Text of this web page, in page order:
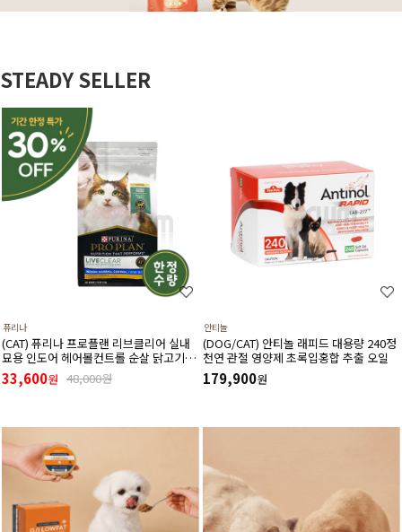
STEADY SELLER
퓨리나
(CAT) 퓨리나 프로플랜 리브클리어 실내
묘용 인도어 헤어볼컨트롤 순살 닭고기
(고양이 알레르기 감소식단)(1.5kg) (유통
기한27년3월)
33,600원 48,000원
안티놀
(DOG/CAT) 안티놀 래피드 대용량 240정
천연 관절 영양제 초록입홍합 추출 오일
179,900원